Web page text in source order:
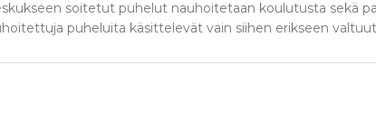
soitetut puhelut nauhoitetaan koulutusta sekä
puheluita käsittelevät vain siihen erikseen